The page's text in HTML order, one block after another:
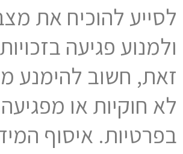
לסייע להוכיח את
ולמנוע פגיעה
זאת, חשוב להימנע
לא חוקיות או מפגיעה
בפרטיות. איסוף